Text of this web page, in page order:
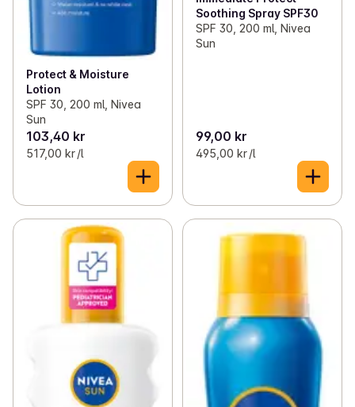
Protect & Moisture
Lotion
SPF 30, 200 ml, Nivea
Sun
103,40 kr
517,00 kr /l
Soothing Spray SPF30
SPF 30, 200 ml, Nivea
Sun
99,00 kr
495,00 kr /l